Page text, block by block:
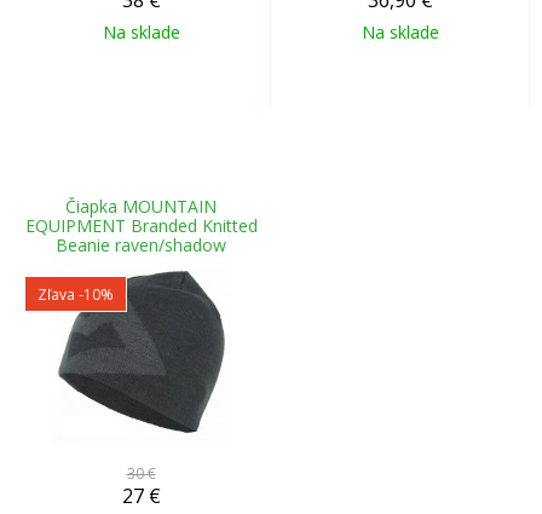
Na sklade Na sklade
Čiapka MOUNTAIN
EQUIPMENT Branded Knitted
Beanie raven/shadow
Zľava -10%
30 €
27 €